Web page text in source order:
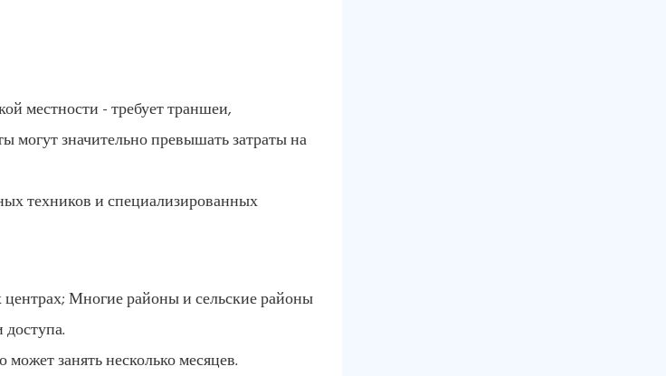
местности - требует траншеи,
могут значительно превышать затраты на
техников и специализированных
Многие районы и сельские районы
занять несколько месяцев.